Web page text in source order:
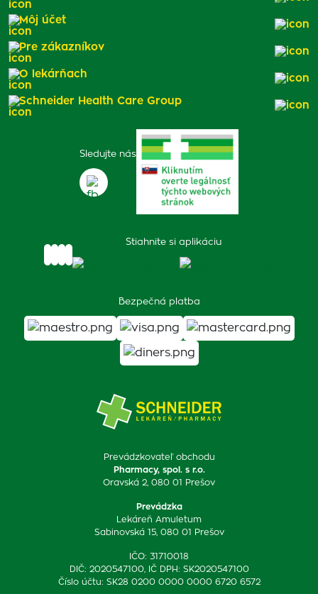
Prevádzkovateľ obchodu
Pharmacy, spol. s r.o.
Oravská 2, 080 01 Prešov
Prevádzka
Lekáreň Amuletum
Sabinovská 15, 080 01 Prešov
IČO: 31710018
DIČ: 2020547100, IČ DPH: SK2020547100
Číslo účtu: SK28 0200 0000 0000 6720 6572
Sledujte nás
Stiahnite si aplikáciu
Bezpečná platba
Môj účet
Pre zákazníkov
O lekárňach
Schneider Health Care Group